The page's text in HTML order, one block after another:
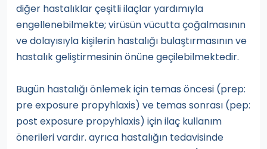
diğer hastalıklar çeşitli ilaçlar yardımıyla
engellenebilmekte; virüsün vücutta çoğalmasının
ve dolayısıyla kişilerin hastalığı bulaştırmasının ve
hastalık geliştirmesinin önüne geçilebilmektedir.
Bugün hastalığı önlemek için temas öncesi (prep:
pre exposure propyhlaxis) ve temas sonrası (pep:
post exposure propyhlaxis) için ilaç kullanım
önerileri vardır. ayrıca hastalığın tedavisinde